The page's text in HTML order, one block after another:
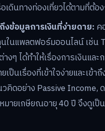
เดินทางท่องเที่ยวได้ตามที่ต้อ
งข้อมูลการเงินที่ง่ายดาย: ค
ในแพลตฟอร์มออนไลน์ เช่น
างๆ ได้ทำให้เรื่องการเงินแล
เป็นเรื่องที่เข้าใจง่ายและเข้า
วคิดอย่าง Passive Income,
มายเกษียณอายุ 40 ปี จึงดูเป็